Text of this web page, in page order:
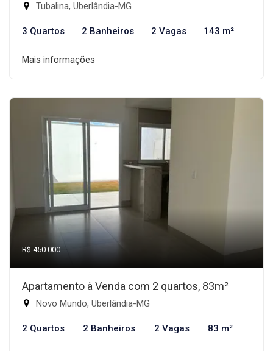
Tubalina, Uberlândia-MG
3 Quartos 2 Banheiros 2 Vagas 143 m²
Mais informações
R$ 450.000
Apartamento à Venda com 2 quartos, 83m²
Novo Mundo, Uberlândia-MG
2 Quartos 2 Banheiros 2 Vagas 83 m²